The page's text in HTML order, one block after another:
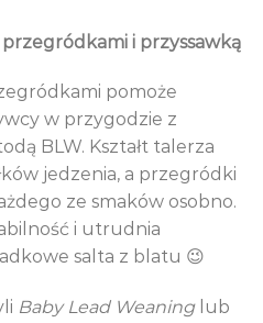
i przyssawką
pomoże
w przygodzie z
BLW. Kształt talerza
jedzenia, a przegródki
ze smaków osobno.
i utrudnia
salta z blatu 😉
Baby Lead Weaninglub